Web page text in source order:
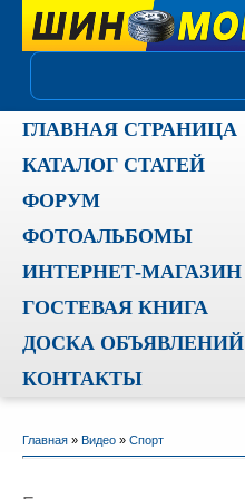
ГЛАВНАЯ СТРАНИЦА
КАТАЛОГ СТАТЕЙ
ФОРУМ
ФОТОАЛЬБОМЫ
ИНТЕРНЕТ-МАГАЗИН
ГОСТЕВАЯ КНИГА
ДОСКА ОБЪЯВЛЕНИЙ
КОНТАКТЫ
Главная» Видео» Спорт